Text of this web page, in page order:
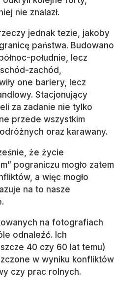
nie znalazł.
jednak tezie, jakoby
państwa. Budowano
południe, lecz
zachód,
one bariery, lecz
Stacjonujący
za zadanie nie tylko
przede wszystkim
oraz karawany.
że życie
pograniczu mogło zatem
a więc mogło
na to nasze
na fotografiach
odnaleźć. Ich
40 czy 60 lat temu)
w wyniku konfliktów
czy prac rolnych.